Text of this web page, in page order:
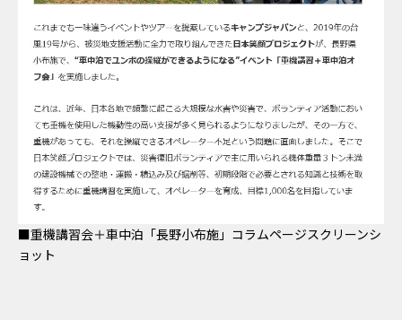
■重機講習会＋車中泊「長野小布施」コラムページスクリーンシ
ョット